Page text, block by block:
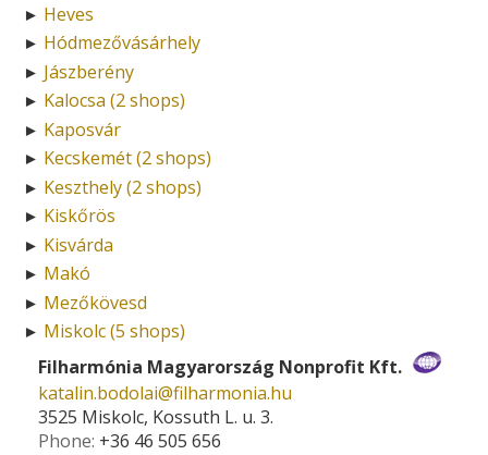
► Heves
► Hódmezővásárhely
► Jászberény
► Kalocsa (2 shops)
► Kaposvár
► Kecskemét (2 shops)
► Keszthely (2 shops)
► Kiskőrös
► Kisvárda
► Makó
► Mezőkövesd
► Miskolc (5 shops)
Filharmónia Magyarország Nonprofit Kft.
katalin.bodolai­@­filharmonia.hu
3525 Miskolc, Kossuth L. u. 3.
Phone: +36 46 505 656